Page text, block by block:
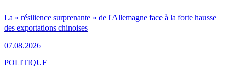
La « résilience surprenante » de l'Allemagne face à la forte hausse
des exportations chinoises
07.08.2026
POLITIQUE